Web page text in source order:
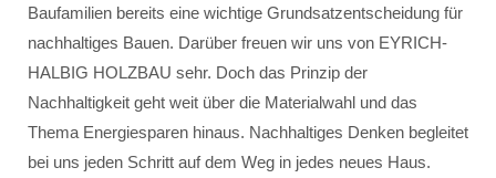
Baufamilien bereits eine wichtige Grundsatzentscheidung für
nachhaltiges Bauen. Darüber freuen wir uns von EYRICH-
HALBIG HOLZBAU sehr. Doch das Prinzip der
Nachhaltigkeit geht weit über die Materialwahl und das
Thema Energiesparen hinaus. Nachhaltiges Denken begleitet
bei uns jeden Schritt auf dem Weg in jedes neues Haus.